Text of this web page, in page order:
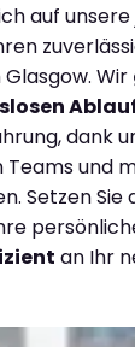
auf
Wir
dank
Teams und
Setzen Sie
an Ihr